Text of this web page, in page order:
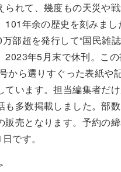
られて、幾度もの天災や
101年余の歴史を刻みま
部超を発行して“国民雑
2023年5月末で休刊。こ
から選りすぐった表紙や
ています。担当編集者だ
も多数掲載しました。部
販売となります。予約の
です。